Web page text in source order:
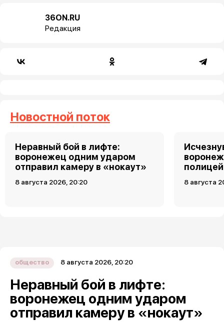
36ON.RU
Редакция
Новостной поток
Неравный бой в лифте:
воронежец одним ударом
отправил камеру в «нокаут»
8 августа 2026, 20:20 8 августа
общество 8 августа 2026, 20:20
Неравный бой в лифте:
воронежец одним ударом
отправил камеру в «нокаут»